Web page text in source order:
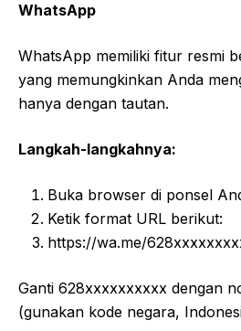
WhatsApp
WhatsApp memiliki fitur resmi
yang memungkinkan Anda
hanya dengan tautan.
Langkah-langkahnya:
Buka browser di ponsel
Ketik format URL berikut:
https://wa.me/
Ganti 628xxxxxxxxxx dengan
(gunakan kode negara,